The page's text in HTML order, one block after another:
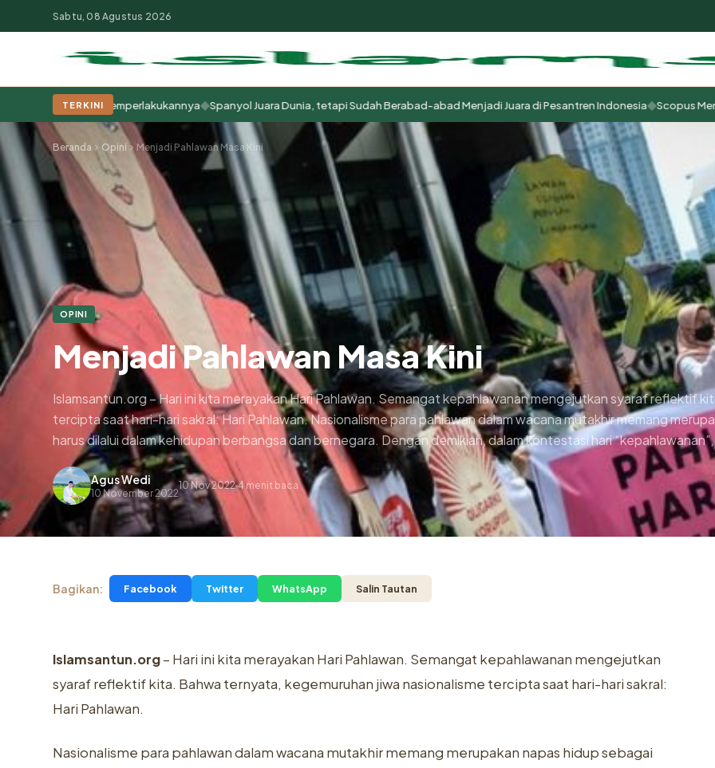
Populer:Moderasi Beragama Khutbah Jumat Pesantren Tokoh Islam
Sabtu, 08 Agustus 2026
TERKINI
Cara Kita Memperlakukannya◆Spanyol Juara Dunia, tetapi Sudah Berabad-abad Menjadi Juara di Pesantren Indonesia◆Scopus Menjadi
Beranda Opini Menjadi Pahlawan Masa Kini
OPINI
Menjadi Pahlawan Masa Kini
Islamsantun.org – Hari ini kita merayakan Hari Pahlawan. Semangat kepahlawanan mengejutkan syaraf reflektif
tercipta saat hari-hari sakral: Hari Pahlawan. Nasionalisme para pahlawan dalam wacana mutakhir memang
harus dilalui dalam kehidupan berbangsa dan bernegara. Dengan demikian, dalam kontestasi hari
Agus Wedi
10 November 2022
10 Nov 2022.4 menit baca
Bagikan: Facebook Twitter WhatsApp Salin Tautan
Islamsantun.org– Hari ini kita merayakan Hari Pahlawan. Semangat kepahlawanan mengejutkan
syaraf reflektif kita. Bahwa ternyata, kegemuruhan jiwa nasionalisme tercipta saat hari-hari sakral:
Hari Pahlawan.
Nasionalisme para pahlawan dalam wacana mutakhir memang merupakan napas hidup sebagai